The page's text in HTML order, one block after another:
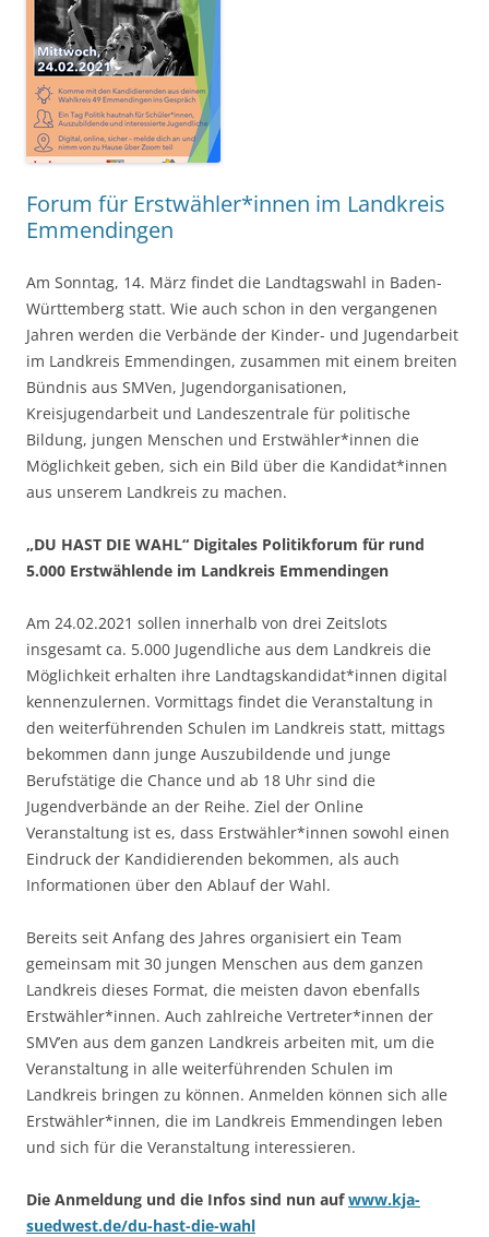
Forum für Erstwähler*innen im Landkreis
Emmendingen
Am Sonntag, 14. März findet die Landtagswahl in Baden-
Württemberg statt. Wie auch schon in den vergangenen
Jahren werden die Verbände der Kinder- und Jugendarbeit
im Landkreis Emmendingen, zusammen mit einem breiten
Bündnis aus SMVen, Jugendorganisationen,
Kreisjugendarbeit und Landeszentrale für politische
Bildung, jungen Menschen und Erstwähler*innen die
Möglichkeit geben, sich ein Bild über die Kandidat*innen
aus unserem Landkreis zu machen.
„DU HAST DIE WAHL“ Digitales Politikforum für rund
5.000 Erstwählende im Landkreis Emmendingen
Am 24.02.2021 sollen innerhalb von drei Zeitslots
insgesamt ca. 5.000 Jugendliche aus dem Landkreis die
Möglichkeit erhalten ihre Landtagskandidat*innen digital
kennenzulernen. Vormittags findet die Veranstaltung in
den weiterführenden Schulen im Landkreis statt, mittags
bekommen dann junge Auszubildende und junge
Berufstätige die Chance und ab 18 Uhr sind die
Jugendverbände an der Reihe. Ziel der Online
Veranstaltung ist es, dass Erstwähler*innen sowohl einen
Eindruck der Kandidierenden bekommen, als auch
Informationen über den Ablauf der Wahl.
Bereits seit Anfang des Jahres organisiert ein Team
gemeinsam mit 30 jungen Menschen aus dem ganzen
Landkreis dieses Format, die meisten davon ebenfalls
Erstwähler*innen. Auch zahlreiche Vertreter*innen der
SMV’en aus dem ganzen Landkreis arbeiten mit, um die
Veranstaltung in alle weiterführenden Schulen im
Landkreis bringen zu können. Anmelden können sich alle
Erstwähler*innen, die im Landkreis Emmendingen leben
und sich für die Veranstaltung interessieren.
Die Anmeldung und die Infos sind nun aufwww.kja-
suedwest.de/du-hast-die-wahl